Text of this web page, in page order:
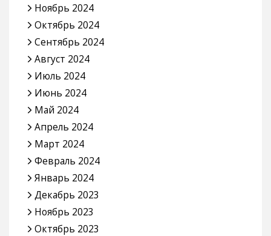
Ноябрь 2024
Октябрь 2024
Сентябрь 2024
Август 2024
Июль 2024
Июнь 2024
Май 2024
Апрель 2024
Март 2024
Февраль 2024
Январь 2024
Декабрь 2023
Ноябрь 2023
Октябрь 2023